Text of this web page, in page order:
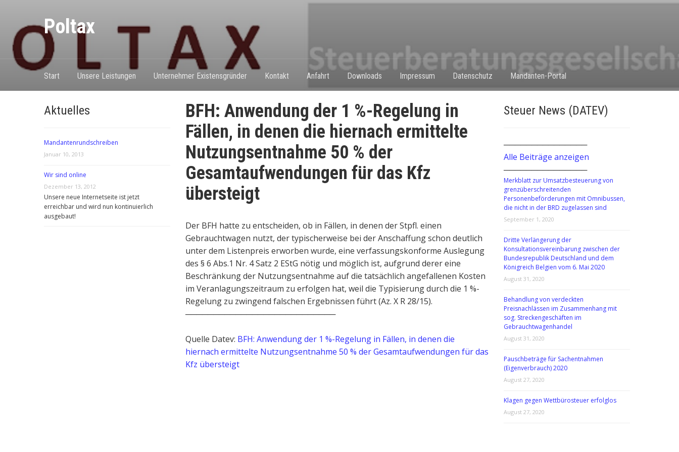
Poltax
Start Unsere Leistungen Unternehmer Existensgründer Kontakt Anfahrt Downloads Impressum Datenschutz Mandanten-Portal
Aktuelles
Mandantenrundschreiben
Januar 10, 2013
Wir sind online
Dezember 13, 2012
Unsere neue Internetseite ist jetzt
erreichbar und wird nun kontinuierlich
ausgebaut!
BFH: Anwendung der 1 %-Regelung in
Fällen, in denen die hiernach ermittelte
Nutzungsentnahme 50 % der
Gesamtaufwendungen für das Kfz
übersteigt
Der BFH hatte zu entscheiden, ob in Fällen, in denen der Stpfl. einen
Gebrauchtwagen nutzt, der typischerweise bei der Anschaffung schon deutlich
unter dem Listenpreis erworben wurde, eine verfassungskonforme Auslegung
des § 6 Abs.1 Nr. 4 Satz 2 EStG nötig und möglich ist, aufgrund derer eine
Beschränkung der Nutzungsentnahme auf die tatsächlich angefallenen Kosten
im Veranlagungszeitraum zu erfolgen hat, weil die Typisierung durch die 1 %-
Regelung zu zwingend falschen Ergebnissen führt (Az. X R 28/15).
───────────────────────────
Quelle Datev: BFH: Anwendung der 1 %-Regelung in Fällen, in denen die
hiernach ermittelte Nutzungsentnahme 50 % der Gesamtaufwendungen für das
Kfz übersteigt
Steuer News (DATEV)
───────────────
Alle Beiträge anzeigen
───────────────
Merkblatt zur Umsatzbesteuerung von
grenzüberschreitenden
Personenbeförderungen mit Omnibussen,
die nicht in der BRD zugelassen sind
September 1, 2020
Dritte Verlängerung der
Konsultationsvereinbarung zwischen der
Bundesrepublik Deutschland und dem
Königreich Belgien vom 6. Mai 2020
August 31, 2020
Behandlung von verdeckten
Preisnachlässen im Zusammenhang mit
sog. Streckengeschäften im
Gebrauchtwagenhandel
August 31, 2020
Pauschbeträge für Sachentnahmen
(Eigenverbrauch) 2020
August 27, 2020
Klagen gegen Wettbürosteuer erfolglos
August 27, 2020